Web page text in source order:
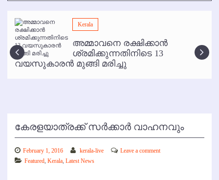
മമ്പുറം ആണ്ടു നേര്‍ച്ച ജൂണ്‍ 17 മുതല്‍
ഇനി രമേശ് പിഷാരടി സ്റ്റേജ് ഷോകള്‍ക്ക് ഇല്ല
കോഴിക്കോട് വിമാനത്താവളത്തില്‍ അനധികൃത പാര്‍ക്കിംഗ് പിരിവ് :
പരാതി തള്ളി
Kerala
അമ്മാവനെ രക്ഷിക്കാന്‍
ശ്രമിക്കുന്നതിനിടെ 13
വയസുകാരന്‍ മുങ്ങി മരിച്ചു
കേരളയാത്രക്ക് സര്‍ക്കാര്‍ വാഹനവും
February 1, 2016 kerala-live
Leave a comment
Featured Kerala Latest News